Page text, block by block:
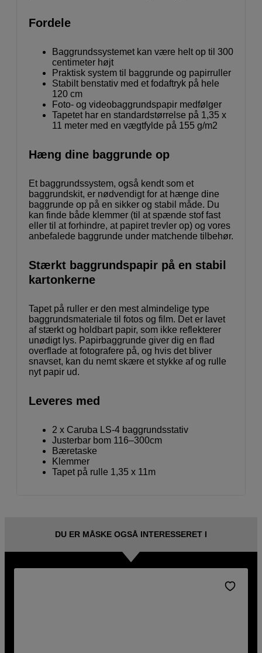
Fordele
Baggrundssystemet kan være helt op til 300
centimeter højt
Praktisk system til baggrunde og papirruller
Stabilt benstativ med et fodaftryk på hele
120 cm
Foto- og videobaggrundspapir medfølger
Tapetet har en standardstørrelse på 1,35 x
11 meter med en vægtfylde på 155 g/m2
Hæng dine baggrunde op
Et baggrundssystem, også kendt som et
baggrundskit, er nødvendigt for at hænge dine
baggrunde op på en sikker og stabil måde. Du
kan finde både klemmer (til at spænde stof fast
eller til at forhindre, at papiret trevler op) og vores
anbefalede baggrunde under matchende tilbehør.
Stærkt baggrundspapir på en stabil
kartonkerne
Tapet på ruller er den mest almindelige type
baggrundsmateriale til fotos og film. Det er lavet
af stærkt og holdbart papir, som ikke reflekterer
unødigt lys. Papirbaggrunde giver dig en flad
overflade at fotografere på, og hvis det bliver
snavset, kan du nemt skære et stykke af og rulle
nyt papir ud.
Leveres med
2 x Caruba LS-4 baggrundsstativ
Justerbar bom 116–300cm
Bæretaske
Klemmer
Tapet på rulle 1,35 x 11m
DU ER MÅSKE OGSÅ INTERESSERET I